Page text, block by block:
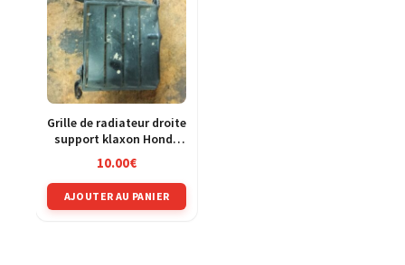
Grille de radiateur droite
support klaxon Honda
125 CRM jd13a
10.00€
AJOUTER AU PANIER